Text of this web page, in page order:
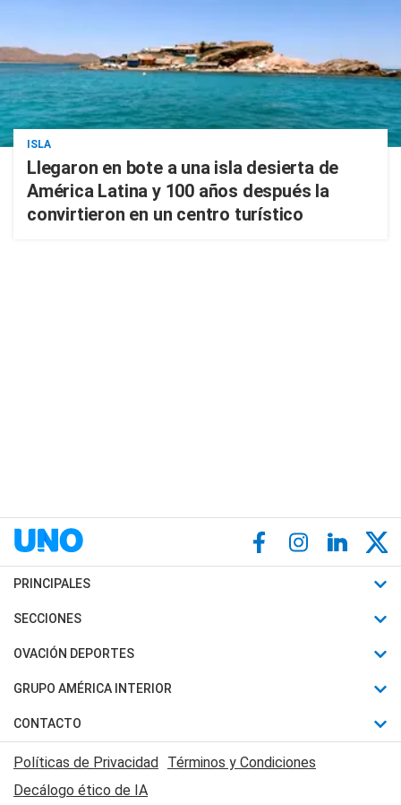
ISLA
Llegaron en bote a una isla desierta de
América Latina y 100 años después la
convirtieron en un centro turístico
PRINCIPALES
Últimas Noticias
Política
Judiciales
Economia
SECCIONES
Horóscopo
Motores
Trucos caseros
Series y Películas
Edictos y Solicitadas
OVACIÓN DEPORTES
Fútbol
Mundial
Automovilismo
Rugby
GRUPO AMÉRICA INTERIOR
Canal 7 en Vivo
CONTACTO
Acerca de Nosotros
Contactanos
Políticas de Privacidad Términos y Condiciones
Decálogo ético de IA